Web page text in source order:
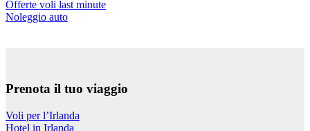
Offerte voli last minute
Noleggio auto
Prenota il tuo viaggio
Voli per l’Irlanda
Hotel in Irlanda